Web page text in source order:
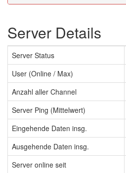
Server Details
Server Status
User (Online / Max)
Anzahl aller Channel
Server Ping (Mittelwert)
Eingehende Daten insg.
Ausgehende Daten insg.
Server online seit